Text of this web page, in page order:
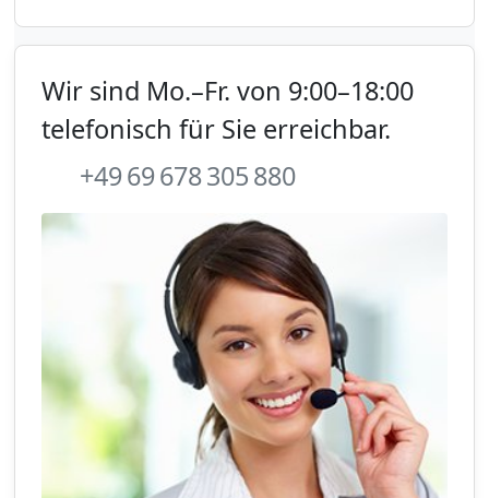
Wir sind Mo.–Fr. von 9:00–18:00
telefonisch für Sie erreichbar.
+49 69 678 305 880